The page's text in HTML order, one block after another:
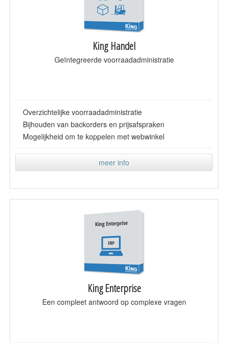
King Handel
Geïntegreerde voorraadadministratie
Overzichtelijke voorraadadministratie
Bijhouden van backorders en prijsafspraken
Mogelijkheid om te koppelen met webwinkel
meer info
King Enterprise
Een compleet antwoord op complexe vragen